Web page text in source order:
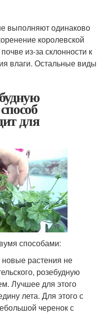
выполняют одинаково
королевской
из-за склонности к
влаги. Остальные виды
для
способами:
растения не
розебудную
Лучшее для этого
лета. Для этого с
черенок с